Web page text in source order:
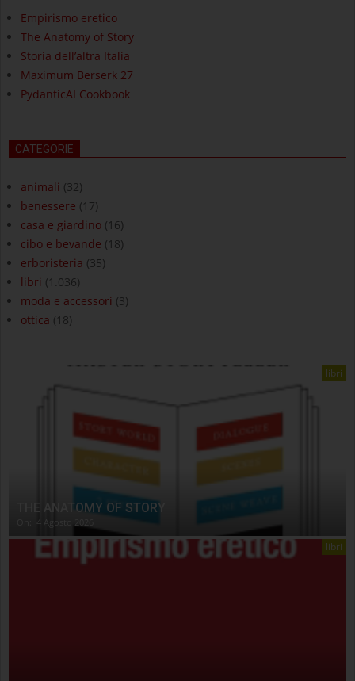
Empirismo eretico
The Anatomy of Story
Storia dell’altra Italia
Maximum Berserk 27
PydanticAI Cookbook
CATEGORIE
animali (32)
benessere (17)
casa e giardino (16)
cibo e bevande (18)
erboristeria (35)
libri (1.036)
moda e accessori (3)
ottica (18)
libri
THE ANATOMY OF STORY
4 Agosto 2026
libri